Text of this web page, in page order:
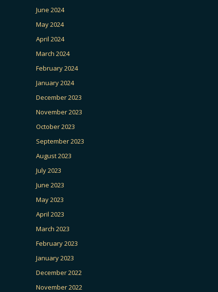
June 2024
May 2024
April 2024
March 2024
February 2024
January 2024
December 2023
November 2023
October 2023
September 2023
August 2023
July 2023
June 2023
May 2023
April 2023
March 2023
February 2023
January 2023
December 2022
November 2022